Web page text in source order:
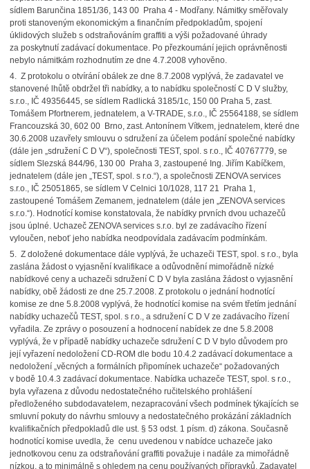
sídlem Barunčina 1851/36, 143 00 Praha 4 - Modřany. Námitky směřovaly
proti stanoveným ekonomickým a finančním předpokladům, spojení
úklidových služeb s odstraňováním graffiti a výši požadované úhrady
za poskytnutí zadávací dokumentace. Po přezkoumání jejich oprávněnosti
nebylo námitkám rozhodnutím ze dne 4.7.2008 vyhověno.
4. Z protokolu o otvírání obálek ze dne 8.7.2008 vyplývá, že zadavatel ve
stanovené lhůtě obdržel tři nabídky, a to nabídku společností C D V služby,
s.r.o., IČ 49356445, se sídlem Radlická 3185/1c, 150 00 Praha 5, zast.
Tomášem Pfortnerem, jednatelem, a V-TRADE, s.r.o., IČ 25564188, se sídlem
Francouzská 30, 602 00 Brno, zast. Antonínem Vítkem, jednatelem, které dne
30.6.2008 uzavřely smlouvu o sdružení za účelem podání společné nabídky
(dále jen „sdružení C D V“), společnosti TEST, spol. s r.o., IČ 40767779, se
sídlem Slezská 844/96, 130 00 Praha 3, zastoupené Ing. Jiřím Kabíčkem,
jednatelem (dále jen „TEST, spol. s r.o.“), a společnosti ZENOVA services
s.r.o., IČ 25051865, se sídlem V Celnici 10/1028, 117 21 Praha 1,
zastoupené Tomášem Zemanem, jednatelem (dále jen „ZENOVA services
s.r.o.“). Hodnotící komise konstatovala, že nabídky prvních dvou uchazečů
jsou úplné. Uchazeč ZENOVA services s.r.o. byl ze zadávacího řízení
vyloučen, neboť jeho nabídka neodpovídala zadávacím podmínkám.
5. Z doložené dokumentace dále vyplývá, že uchazeči TEST, spol. s r.o., byla
zaslána žádost o vyjasnění kvalifikace a odůvodnění mimořádně nízké
nabídkové ceny a uchazeči sdružení C D V byla zaslána žádost o vyjasnění
nabídky, obě žádosti ze dne 25.7.2008. Z protokolu o jednání hodnotící
komise ze dne 5.8.2008 vyplývá, že hodnotící komise na svém třetím jednání
nabídky uchazečů TEST, spol. s r.o., a sdružení C D V ze zadávacího řízení
vyřadila. Ze zprávy o posouzení a hodnocení nabídek ze dne 5.8.2008
vyplývá, že v případě nabídky uchazeče sdružení C D V bylo důvodem pro
její vyřazení nedoložení CD-ROM dle bodu 10.4.2 zadávací dokumentace a
nedoložení „věcných a formálních připomínek uchazeče“ požadovaných
v bodě 10.4.3 zadávací dokumentace. Nabídka uchazeče TEST, spol. s r.o.,
byla vyřazena z důvodu nedostatečného ručitelského prohlášení
předloženého subdodavatelem, nezapracování všech podmínek týkajících se
smluvní pokuty do návrhu smlouvy a nedostatečného prokázání základních
kvalifikačních předpokladů dle ust. § 53 odst. 1 písm. d) zákona. Současně
hodnotící komise uvedla, že cenu uvedenou v nabídce uchazeče jako
jednotkovou cenu za odstraňování graffiti považuje i nadále za mimořádně
nízkou, a to minimálně s ohledem na cenu používaných přípravků. Zadavatel